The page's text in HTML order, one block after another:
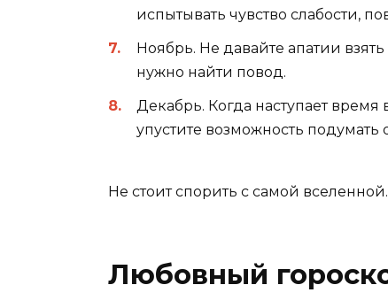
испытывать чувство слабости,
Ноябрь. Не давайте апатии
нужно найти повод.
Декабрь. Когда наступает время
упустите возможность подумать
Не стоит спорить с самой
Любовный